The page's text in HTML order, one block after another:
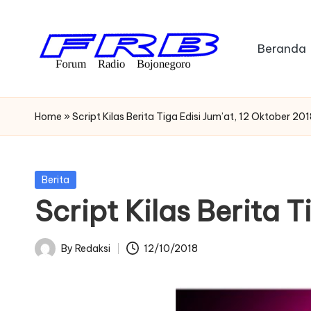
F
o
u
m
R
Radio
Bojonegoro
Beranda
Home » Script Kilas Berita Tiga Edisi Jum’at, 12 Oktober
Posted
Berita
Script Kilas Berita
Posted
By Redaksi 12/10/2018